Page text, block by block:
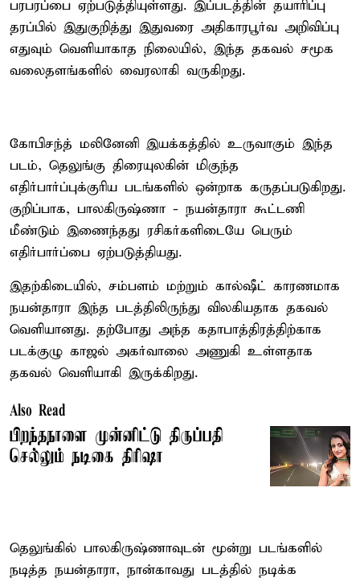
பரபரப்பை ஏற்படுத்தியுள்ளது. இப்படத்தின் தயாரிப்பு
தரப்பில் இதுகுறித்து இதுவரை அதிகாரபூர்வ அறிவிப்பு
எதுவும் வெளியாகாத நிலையில், இந்த தகவல் சமூக
வலைதளங்களில் வைரலாகி வருகிறது.
கோபிசந்த் மலினேனி இயக்கத்தில் உருவாகும் இந்த
படம், தெலுங்கு திரையுலகின் மிகுந்த
எதிர்பார்ப்புக்குரிய படங்களில் ஒன்றாக கருதப்படுகிறது.
குறிப்பாக, பாலகிருஷ்ணா - நயன்தாரா கூட்டணி
மீண்டும் இணைந்தது ரசிகர்களிடையே பெரும்
எதிர்பார்ப்பை ஏற்படுத்தியது.
இதற்கிடையில், சம்பளம் மற்றும் கால்ஷீட் காரணமாக
நயன்தாரா இந்த படத்திலிருந்து விலகியதாக தகவல்
வெளியானது. தற்போது அந்த கதாபாத்திரத்திற்காக
படக்குழு காஜல் அகர்வாலை அணுகி உள்ளதாக
தகவல் வெளியாகி இருக்கிறது.
Also Read
பிறந்தநாளை முன்னிட்டு திருப்பதி
செல்லும் நடிகை திரிஷா
தெலுங்கில் பாலகிருஷ்ணாவுடன் மூன்று படங்களில்
நடித்த நயன்தாரா, நான்காவது படத்தில் நடிக்க